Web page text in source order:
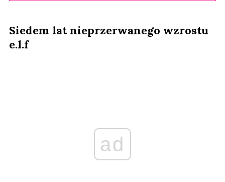
Siedem lat nieprzerwanego wzrostu
e.l.f
ad